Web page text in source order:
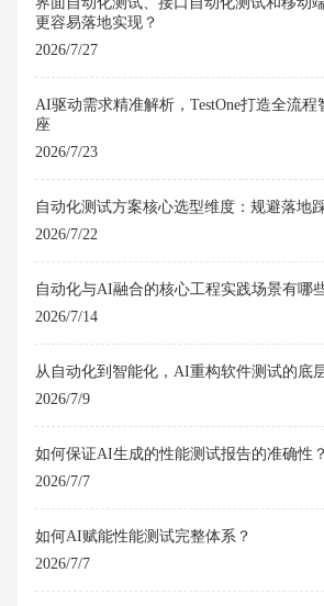
更容易落地实现？
2026/7/27
AI驱动需求精准解析，TestOne打造全流
座
2026/7/23
自动化测试方案核心选型维度：规避落地
2026/7/22
自动化与AI融合的核心工程实践场景有哪
2026/7/14
从自动化到智能化，AI重构软件测试的底
2026/7/9
如何保证AI生成的性能测试报告的准确性？
2026/7/7
如何AI赋能性能测试完整体系？
2026/7/7